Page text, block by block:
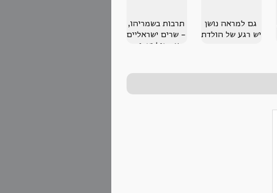
גם למראה נושן
יש רגע של הולדת
תרבות בשמריהו,
- שרים ישראליים
עם גיל ואריק